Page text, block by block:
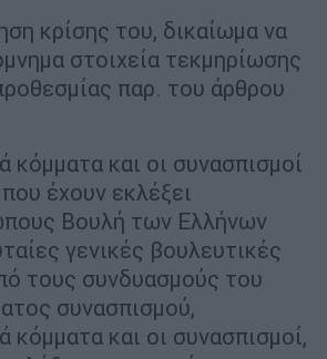
κρίσης του, δικαίωμα να
στοιχεία τεκμηρίωσης
παρ. του άρθρου
κόμματα και οι συνασπισμοί
έχουν εκλέξει
Βουλή των Ελλήνων
γενικές βουλευτικές
τους συνδυασμούς του
συνασπισμού,
κόμματα και οι συνασπισμοί,